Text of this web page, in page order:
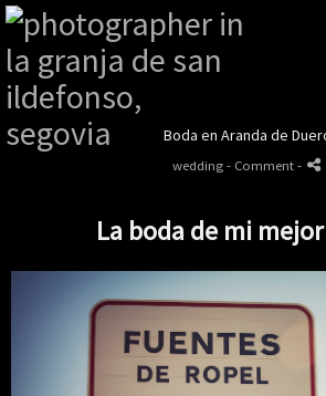
Boda en Aranda de
wedding - Comment -
La boda de mi